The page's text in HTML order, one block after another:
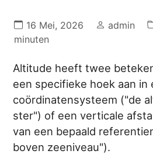
16 Mei, 2026 admin
minuten
Altitude heeft twee
een specifieke hoek aan in
coördinatensysteem ("de
ster") of een verticale
van een bepaald
boven zeeniveau").